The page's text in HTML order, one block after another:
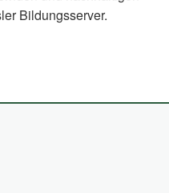
Bildungsserver.